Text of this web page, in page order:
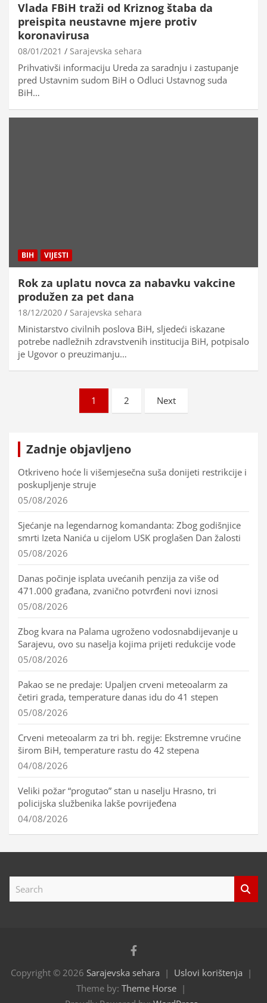
Vlada FBiH traži od Kriznog štaba da
preispita neustavne mjere protiv
koronavirusa
08/01/2021 Sarajevska sehara
Prihvativši informaciju Ureda za saradnju i zastupanje
pred Ustavnim sudom BiH o Odluci Ustavnog suda
BiH…
BIH VIJESTI
Rok za uplatu novca za nabavku vakcine
produžen za pet dana
18/12/2020 Sarajevska sehara
Ministarstvo civilnih poslova BiH, sljedeći iskazane
potrebe nadležnih zdravstvenih institucija BiH, potpisalo
je Ugovor o preuzimanju…
1 2 Next
Zadnje objavljeno
Otkriveno hoće li višemjesečna suša donijeti restrikcije i
poskupljenje struje
05/08/2026
Sjećanje na legendarnog komandanta: Zbog godišnjice
smrti Izeta Nanića u cijelom USK proglašen Dan žalosti
05/08/2026
Danas počinje isplata uvećanih penzija za više od
471.000 građana, zvanično potvrđeni novi iznosi
05/08/2026
Zbog kvara na Palama ugroženo vodosnabdijevanje u
Sarajevu, ovo su naselja kojima prijeti redukcije vode
05/08/2026
Pakao se ne predaje: Upaljen crveni meteoalarm za
četiri grada, temperature danas idu do 41 stepen
05/08/2026
Crveni meteoalarm za tri bh. regije: Ekstremne vrućine
širom BiH, temperature rastu do 42 stepena
04/08/2026
Veliki požar “progutao” stan u naselju Hrasno, tri
policijska službenika lakše povrijeđena
04/08/2026
Copyright © 2026 Sarajevska sehara
Uslovi korištenja
Theme by: Theme Horse